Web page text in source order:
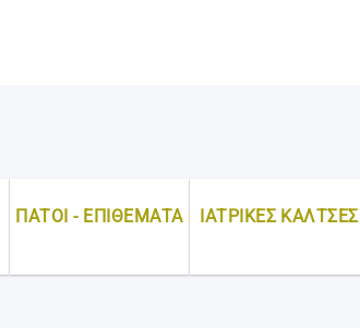
ΠΑΤΟΙ - ΕΠΙΘΕΜΑΤΑ ΙΑΤΡΙΚΕΣ ΚΑΛΤΣΕΣ